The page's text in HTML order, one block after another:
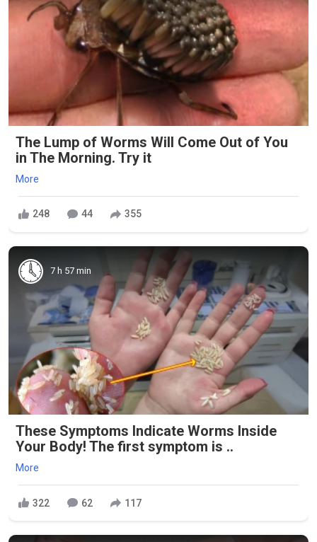
The Lump of Worms Will Come Out of You
in The Morning. Try it
More
248 44 355
7 h 57 min
These Symptoms Indicate Worms Inside
Your Body! The first symptom is ..
More
322 62 117